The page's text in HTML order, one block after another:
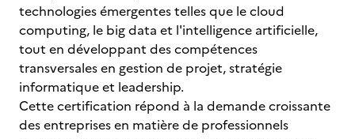
technologies émergentes telles que le cloud
computing, le big data et l'intelligence artificielle,
tout en développant des compétences
transversales en gestion de projet, stratégie
informatique et leadership.
Cette certification répond à la demande croissante
des entreprises en matière de professionnels